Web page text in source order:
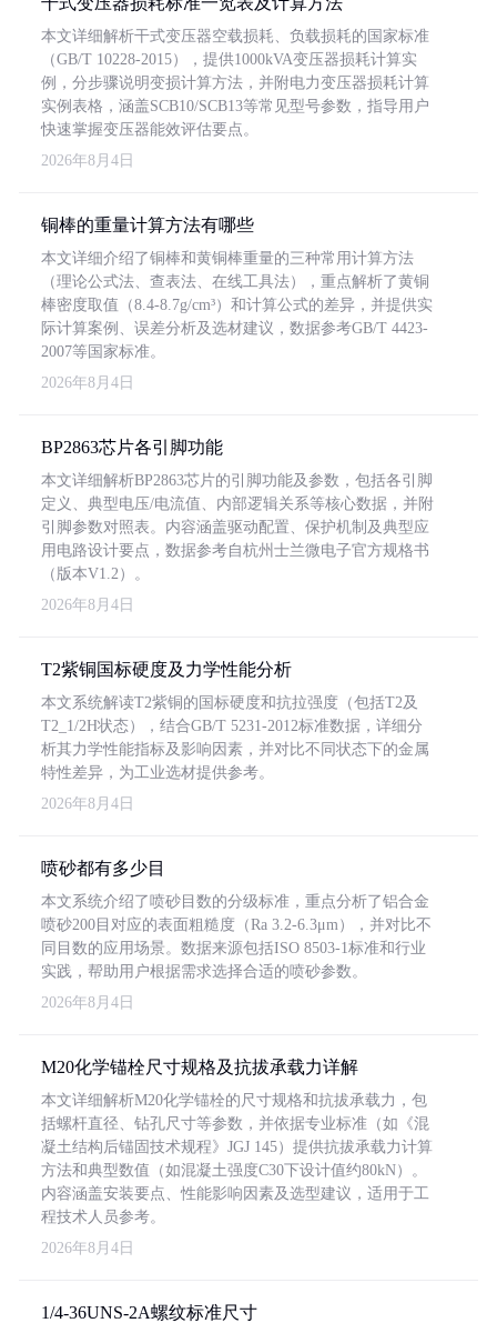
本文详细解析干式变压器空载损耗、负载损耗的国家标准
（GB/T 10228-2015），提供1000kVA变压器损耗计算实
例，分步骤说明变损计算方法，并附电力变压器损耗计算
实例表格，涵盖SCB10/SCB13等常见型号参数，指导用户
快速掌握变压器能效评估要点。
2026年8月4日
铜棒的重量计算方法有哪些
本文详细介绍了铜棒和黄铜棒重量的三种常用计算方法
（理论公式法、查表法、在线工具法），重点解析了黄铜
棒密度取值（8.4-8.7g/cm³）和计算公式的差异，并提供实
际计算案例、误差分析及选材建议，数据参考GB/T 4423-
2007等国家标准。
2026年8月4日
BP2863芯片各引脚功能
本文详细解析BP2863芯片的引脚功能及参数，包括各引脚
定义、典型电压/电流值、内部逻辑关系等核心数据，并附
引脚参数对照表。内容涵盖驱动配置、保护机制及典型应
用电路设计要点，数据参考自杭州士兰微电子官方规格书
（版本V1.2）。
2026年8月4日
T2紫铜国标硬度及力学性能分析
本文系统解读T2紫铜的国标硬度和抗拉强度（包括T2及
T2_1/2H状态），结合GB/T 5231-2012标准数据，详细分
析其力学性能指标及影响因素，并对比不同状态下的金属
特性差异，为工业选材提供参考。
2026年8月4日
喷砂都有多少目
本文系统介绍了喷砂目数的分级标准，重点分析了铝合金
喷砂200目对应的表面粗糙度（Ra 3.2-6.3μm），并对比不
同目数的应用场景。数据来源包括ISO 8503-1标准和行业
实践，帮助用户根据需求选择合适的喷砂参数。
2026年8月4日
M20化学锚栓尺寸规格及抗拔承载力详解
本文详细解析M20化学锚栓的尺寸规格和抗拔承载力，包
括螺杆直径、钻孔尺寸等参数，并依据专业标准（如《混
凝土结构后锚固技术规程》JGJ 145）提供抗拔承载力计算
方法和典型数值（如混凝土强度C30下设计值约80kN）。
内容涵盖安装要点、性能影响因素及选型建议，适用于工
程技术人员参考。
2026年8月4日
1/4-36UNS-2A螺纹标准尺寸